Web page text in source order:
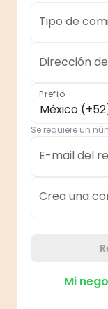
Tipo de
Dirección
Prefijo
México
Se requiere un
E-mail del
Crea una
Mi